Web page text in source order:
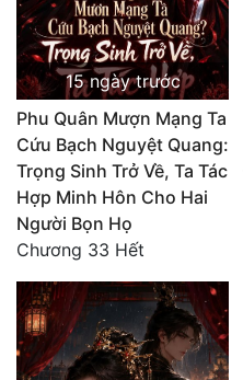
Điềm Đạm
15 ngày trước
Phu Quân Mượn Mạng Ta
Cứu Bạch Nguyệt Quang:
Trọng Sinh Trở Về, Ta Tác
Hợp Minh Hôn Cho Hai
Người Bọn Họ
Chương 33 Hết